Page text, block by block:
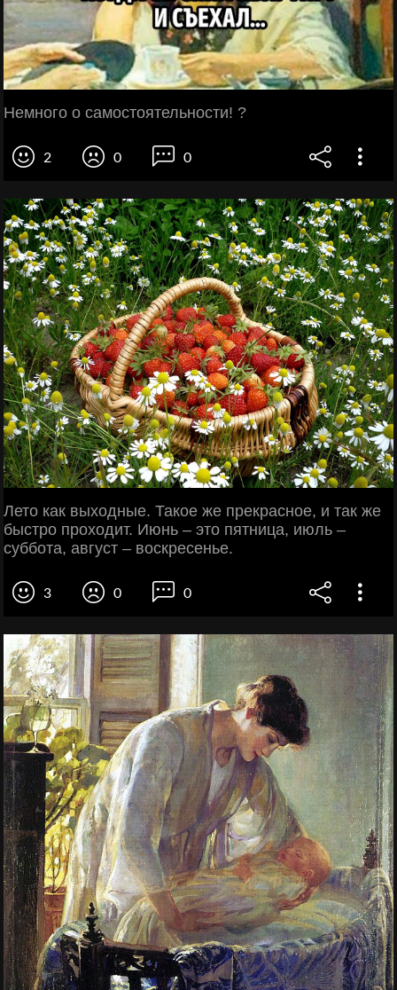
Немного о самостоятельности! ?
2 0 0
Лето как выходные. Такое же прекрасное, и так же
быстро проходит. Июнь – это пятница, июль –
суббота, август – воскресенье.
3 0 0